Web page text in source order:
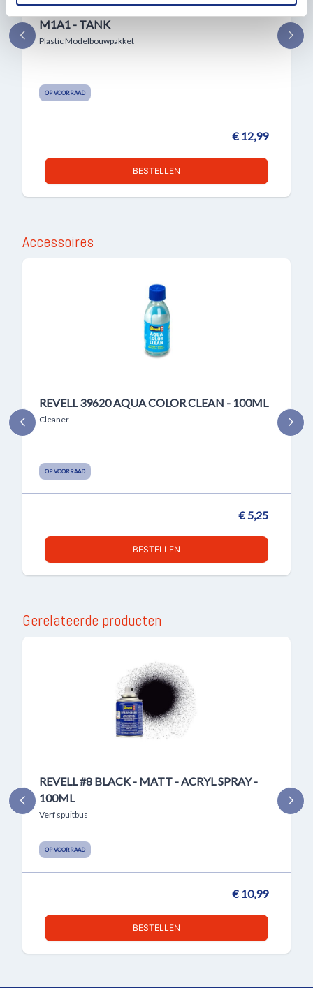
verzameld op basis van uw gebruik van hun services.
1:72 ACADEMY 13430 M1 ABRAMS USMC
M1A1 - TANK
Plastic Modelbouwpakket
OP VOORRAAD
€ 12,99
BESTELLEN
Accessoires
REVELL 39620 AQUA COLOR CLEAN - 100ML
Cleaner
OP VOORRAAD
€ 5,25
BESTELLEN
Gerelateerde producten
REVELL #8 BLACK - MATT - ACRYL SPRAY -
100ML
Verf spuitbus
OP VOORRAAD
€ 10,99
BESTELLEN